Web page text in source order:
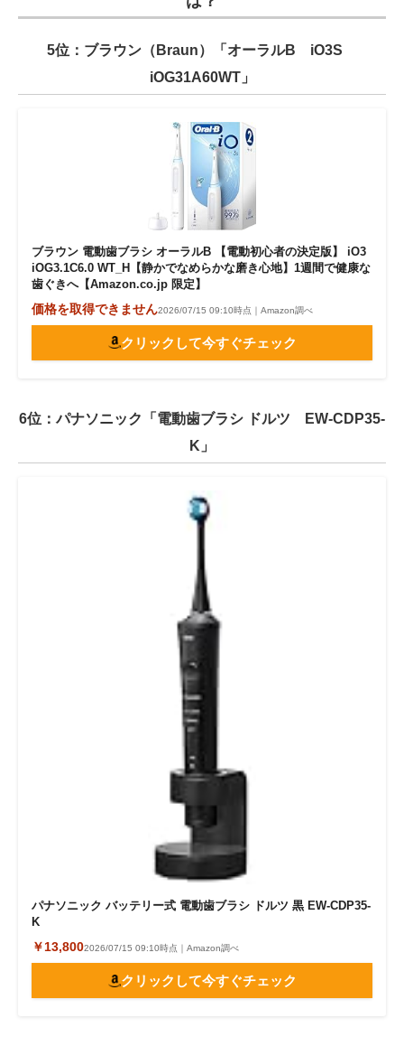
5位：ブラウン（Braun）「オーラルB iO3S
iOG31A60WT」
ブラウン 電動歯ブラシ オーラルB 【電動初心者の決定版】 iO3
iOG3.1C6.0 WT_H【静かでなめらかな磨き心地】1週間で健康な
歯ぐきへ【Amazon.co.jp 限定】
価格を取得できません2026/07/15 09:10時点｜Amazon調べ
クリックして今すぐチェック
6位：パナソニック「電動歯ブラシ ドルツ EW-CDP35-
K」
パナソニック バッテリー式 電動歯ブラシ ドルツ 黒 EW-CDP35-
K
￥13,8002026/07/15 09:10時点｜Amazon調べ
クリックして今すぐチェック